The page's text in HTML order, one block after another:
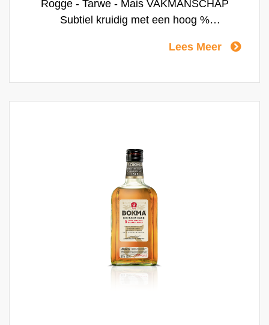
Rogge - Tarwe - Mais VAKMANSCHAP
Subtiel kruidig met een hoog %
puur op kamertemperatuur of als kopstoot
samen met een (Weizen) bier.
Lees Meer